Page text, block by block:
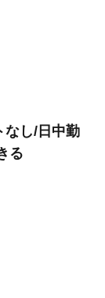
なし/日中勤
る